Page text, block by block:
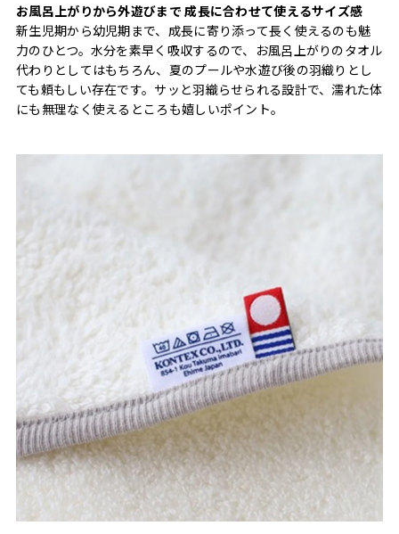
お風呂上がりから外遊びまで 成長に合わせて使えるサイズ感
新生児期から幼児期まで、成長に寄り添って長く使えるのも魅
力のひとつ。水分を素早く吸収するので、お風呂上がりのタオル
代わりとしてはもちろん、夏のプールや水遊び後の羽織りとし
ても頼もしい存在です。サッと羽織らせられる設計で、濡れた体
にも無理なく使えるところも嬉しいポイント。